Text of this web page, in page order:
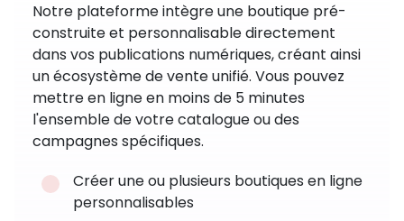
Notre plateforme intègre une boutique pré-
construite et personnalisable directement
dans vos publications numériques, créant ainsi
un écosystème de vente unifié. Vous pouvez
mettre en ligne en moins de 5 minutes
l'ensemble de votre catalogue ou des
campagnes spécifiques.
Créer une ou plusieurs boutiques en ligne
personnalisables